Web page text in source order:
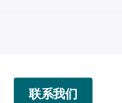
联系我们